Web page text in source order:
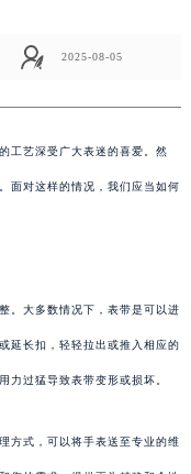
2025-08-05
工艺深受广大表迷的喜爱。然
面对这样的情况，我们应当如何
。大多数情况下，表带是可以进
延长扣，轻轻拉出或推入相应的
力过猛导致表带变形或损坏。
方式，可以将手表送至专业的维